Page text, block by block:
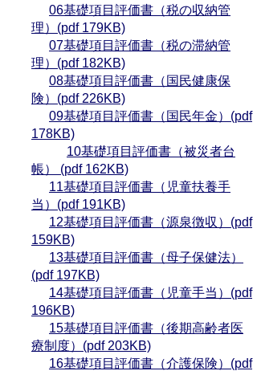
06基礎項目評価書（税の収納管
理）(pdf 179KB)
07基礎項目評価書（税の滞納管
理）(pdf 182KB)
08基礎項目評価書（国民健康保
険）(pdf 226KB)
09基礎項目評価書（国民年金）(pdf
178KB)
10基礎項目評価書（被災者台
帳） (pdf 162KB)
11基礎項目評価書（児童扶養手
当）(pdf 191KB)
12基礎項目評価書（源泉徴収）(pdf
159KB)
13基礎項目評価書（母子保健法）
(pdf 197KB)
14基礎項目評価書（児童手当）(pdf
196KB)
15基礎項目評価書（後期高齢者医
療制度）(pdf 203KB)
16基礎項目評価書（介護保険）(pdf